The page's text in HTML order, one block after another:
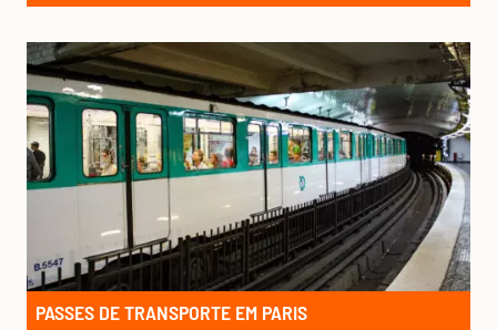
PASSES DE TRANSPORTE EM PARIS